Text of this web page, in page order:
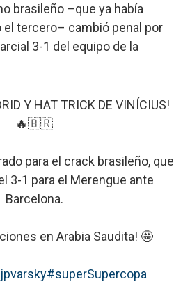
brasileño –que ya había
tercero– cambió penal por
3-1 del equipo de la
Y HAT TRICK DE VINÍCIUS!
🔥🇧🇷
para el crack brasileño, que
3-1 para el Merengue ante
Barcelona.
en Arabia Saudita! 🤩
#superSupercopa